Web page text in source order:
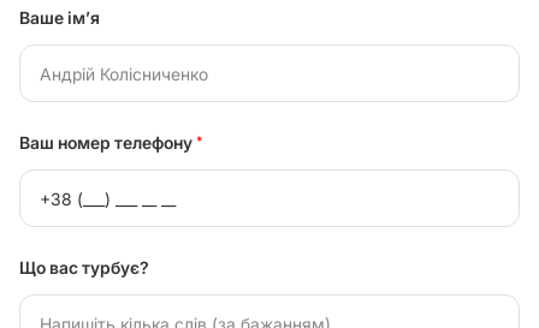
Ваше ім’я
Ваш номер телефону *
Що вас турбує?